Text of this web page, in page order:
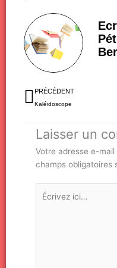
Précédent
PRÉCÉDENT
Kaléidoscope
Laisser un
Votre adresse e-
champs obligatoires
Écrivez
ici…